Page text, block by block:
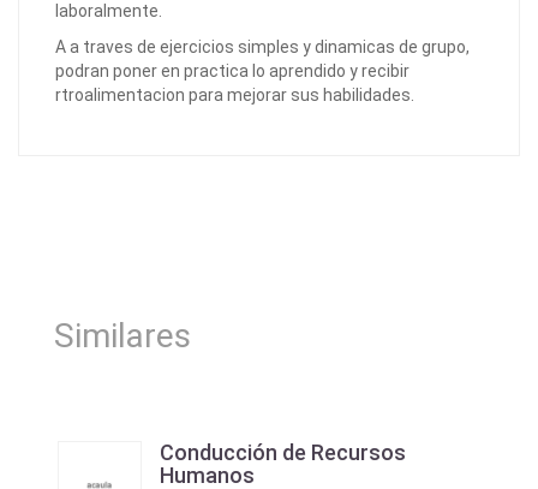
laboralmente.
A a traves de ejercicios simples y dinamicas de grupo,
podran poner en practica lo aprendido y recibir
rtroalimentacion para mejorar sus habilidades.
Similares
Conducción de Recursos
Humanos